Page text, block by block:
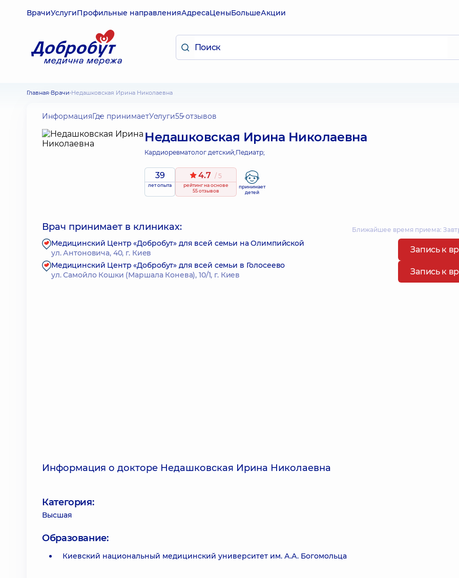
ВрачиУслугиПрофильные направленияАдресаЦеныБольшеАкции
Главная Врачи Недашковская Ирина Николаевна
ИнформацияГде принимаетУслуги55 отзывов
Недашковская Ирина Николаевна
Кардиоревматолог детский;Педиатр;
39
лет опыта
4.7 / 5
рейтингна основе
55 отзывов
принимает
детей
Врач принимает в клиниках: Ближайшее время приема:
Медицинский Центр «Добробут» для всей семьи на Олимпийской
ул. Антоновича, 40, г. Киев
Запись к
Медицинский Центр «Добробут» для всей семьи в Голосеево
ул. Самойло Кошки (Маршала Конева), 10/1, г. Киев
Запись к
Информация о докторе Недашковская Ирина Николаевна
Категория:
Высшая
Образование:
Киевский национальный медицинский университет им. А.А. Богомольца